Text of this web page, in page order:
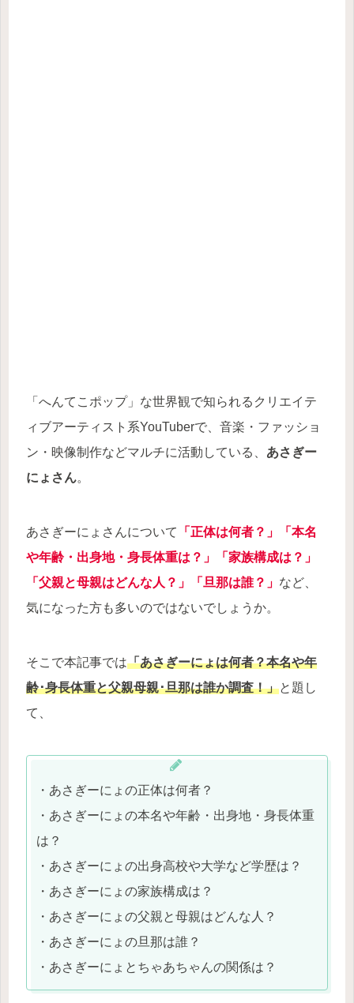
「へんてこポップ」な世界観で知られるクリエイテ
ィブアーティスト系YouTuberで、音楽・ファッショ
ン・映像制作などマルチに活動している、 あさぎー
にょさん。
あさぎーにょさんについて
「正体は何者？」「本名
や年齢・出身地・身長体重は？」
「 家族構成は ？ 」
「父親と母親はどんな人？」「旦那は誰？」 など、
気になった方も多いのではないでしょうか。
そこで本記事では「あさぎーにょは何者？本名や年
齢･身長体重と父親母親･旦那は誰か調査！」と題し
て、
・あさぎーにょの正体は何者？
・あさぎーにょの本名や年齢・出身地・身長体重
は？
・あさぎーにょの出身高校や大学など学歴は？
・あさぎーにょの家族構成は？
・あさぎーにょの父親と母親はどんな人？
・あさぎーにょの旦那は誰？
・あさぎーにょとちゃあちゃんの関係は？